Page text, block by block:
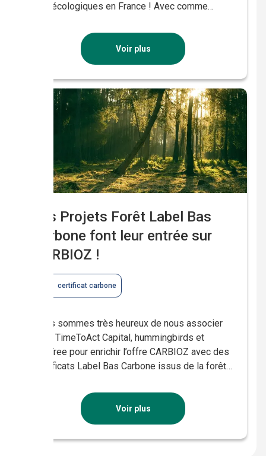
agroécologiques en France ! Avec comme
décennies de grandes cultures et de
maraichage, ce projet, localisé dans le Lot et
Garonne, est efficace en matière de […]
Voir plus
Les Projets Forêt Label Bas
Carbone font leur entrée sur
CARBIOZ !
certificat carbone
Nous sommes très heureux de nous associer
avec TimeToAct Capital, hummingbirds et
EcoTree pour enrichir l’offre CARBIOZ avec des
certificats Label Bas Carbone issus de la forêt
forestière, les Certificats Label Bas Carbone
français sont indispensables à l’atteinte de la
neutralité carbone globale. S’engager et
soutenir des projets Label […]
Voir plus